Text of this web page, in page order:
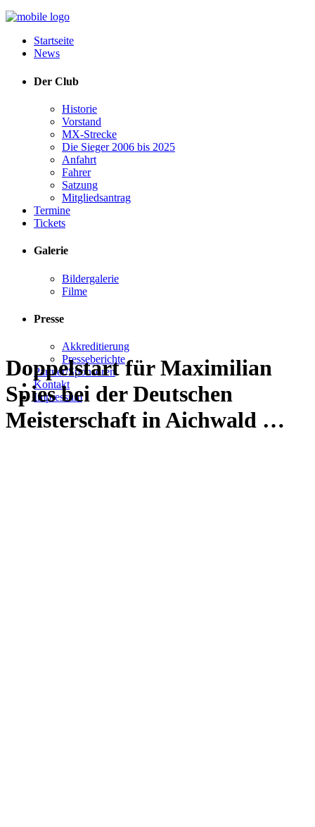
Startseite
News
Der Club
Historie
Vorstand
MX-Strecke
Die Sieger 2006 bis 2025
Anfahrt
Fahrer
Satzung
Mitgliedsantrag
Termine
Tickets
Galerie
Bildergalerie
Filme
Presse
Akkreditierung
Presseberichte
Partner/Sponsoren
Kontakt
Impressum
Doppelstart für Maximilian
Spies bei der Deutschen
Meisterschaft in Aichwald …